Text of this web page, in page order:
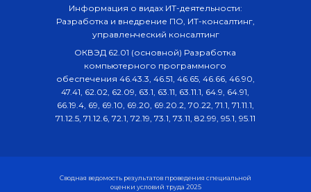
Информация о видах ИТ-деятельности:
Разработка и внедрение ПО, ИТ-консалтинг,
управленческий консалтинг
ОКВЭД 62.01 (основной) Разработка
компьютерного программного
обеспечения 46.43.3, 46.51, 46.65, 46.66, 46.90,
47.41, 62.02, 62.09, 63.1, 63.11, 63.11.1, 64.9, 64.91,
66.19.4, 69, 69.10, 69.20, 69.20.2, 70.22, 71.1, 71.11.1,
71.12.5, 71.12.6, 72.1, 72.19, 73.1, 73.11, 82.99, 95.1, 95.11
Сводная ведомость результатов проведения специальной
оценки условий труда 2025